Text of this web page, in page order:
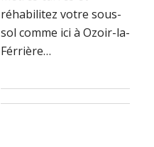
réhabilitez votre sous-
sol comme ici à Ozoir-la-
Férrière…